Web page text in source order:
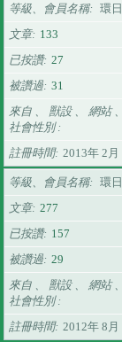
等級、會員名稱 環
文章
133
已按讚 27
被讚過 31
來自 、 獸設 、 網站
社會性別
註冊時間
2013年 2月
等級、會員名稱 環
文章 277
已按讚
157
被讚過 29
來自 、 獸設 、 網站
社會性別
註冊時間
2012年 8